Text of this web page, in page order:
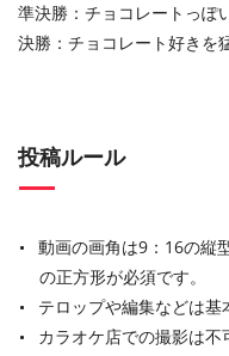
準決勝：チョコレートっぽ
決勝：チョコレート好きを
投稿ルール
動画の画角は9：16の縦
の正方形が必須です。
テロップや編集などは基
カラオケ店での撮影は不